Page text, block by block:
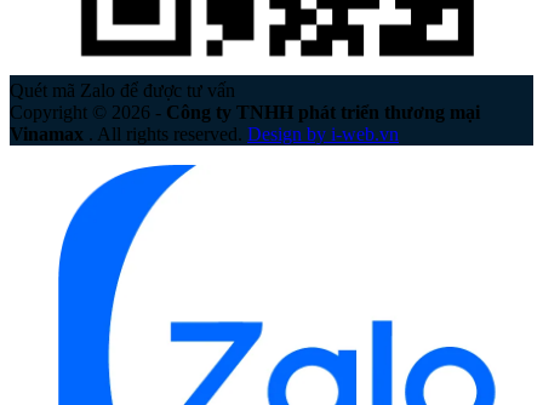
Quét mã Zalo để được tư vấn
Copyright © 2026 - Công ty TNHH phát triển thương mại
Vinamax . All rights reserved. Design by i-web.vn